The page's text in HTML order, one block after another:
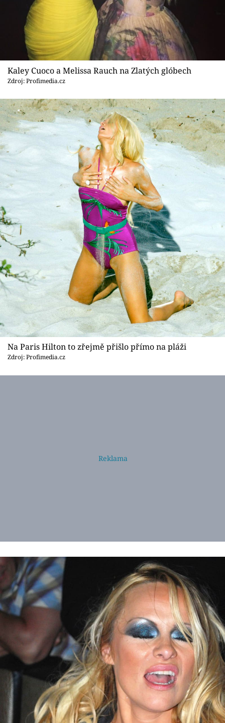
Videa
Sledujte prima+
Přihlášení
Sledujte nás
Kaley Cuoco a Melissa Rauch na Zlatých glóbech
Zdroj: Profimedia.cz
Na Paris Hilton to zřejmě přišlo přímo na pláži
Zdroj: Profimedia.cz